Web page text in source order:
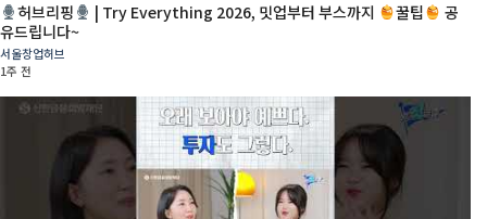
허브리핑 | Try Everything 2026, 밋업부터 부스까지 꿀팁
공
유드립니다~
서울창업허브
1주 전